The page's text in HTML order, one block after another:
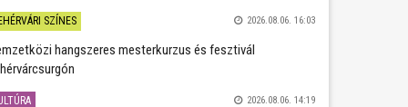
SZÍNES 2026.08.06. 16:03
hangszeres mesterkurzus és fesztivál
2026.08.06. 14:19